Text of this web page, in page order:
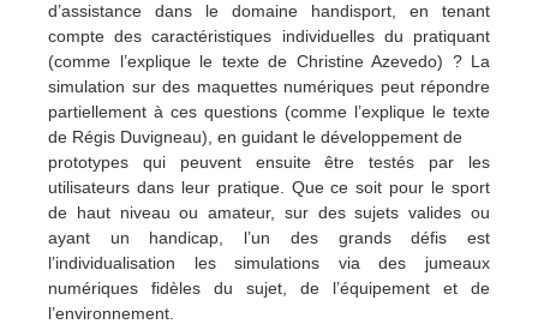
d’assistance dans le domaine handisport, en tenant
compte des caractéristiques individuelles du pratiquant
(comme l’explique le texte de Christine Azevedo) ? La
simulation sur des maquettes numériques peut répondre
partiellement à ces questions (comme l’explique le texte
de Régis Duvigneau), en guidant le développement de
prototypes qui peuvent ensuite être testés par les
utilisateurs dans leur pratique. Que ce soit pour le sport
de haut niveau ou amateur, sur des sujets valides ou
ayant un handicap, l’un des grands défis est
l’individualisation les simulations via des jumeaux
numériques fidèles du sujet, de l’équipement et de
l’environnement.